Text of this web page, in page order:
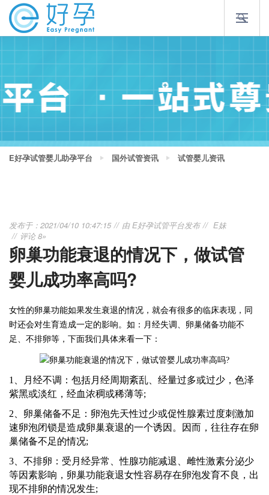
E好孕试管婴儿助孕平台 国外试管资讯 试管婴儿资讯
发布于：2021/04/10 10:47:15 由E好孕试管平台发布
E妹
评论 8»
卵巢功能衰退的情况下，做试管
婴儿成功率高吗?
女性的卵巢功能如果发生衰退的情况，就会有很多的临床表现，同
时还会对生育造成一定的影响。如：月经失调、卵巢储备功能不
足、不排卵等，下面我们具体来看一下：
1、月经不调：包括月经周期紊乱、经量过多或过少，色泽
紫黑或淡红，经血浓稠或稀薄等;
2、卵巢储备不足：卵泡先天性过少或促性腺素过度刺激加
速卵泡闭锁是造成卵巢衰退的一个诱因。因而，往往存在卵
巢储备不足的情况;
3、不排卵：受月经异常、性腺功能减退、雌性激素分泌少
等因素影响，卵巢功能衰退女性容易存在卵泡发育不良，出
现不排卵的情况发生;